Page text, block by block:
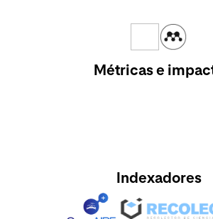
Métricas e
Indexadores